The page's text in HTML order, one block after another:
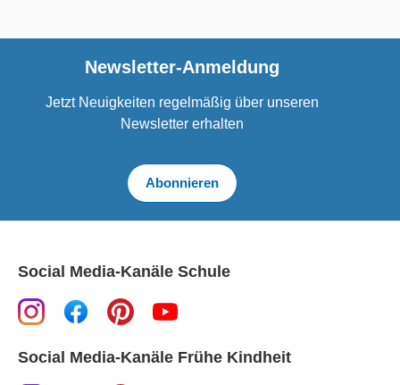
Newsletter-Anmeldung
Jetzt Neuigkeiten regelmäßig über unseren
Newsletter erhalten
Abonnieren
Social Media-Kanäle Schule
Social Media-Kanäle Frühe Kindheit